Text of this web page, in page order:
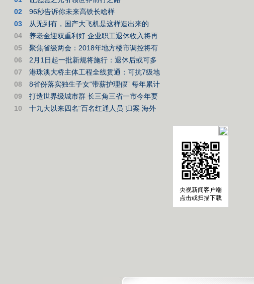
央视新闻客户端
点击或扫描下载
02
96秒告诉你未来高铁长啥样
03
从无到有，国产大飞机是这样造出来的
04
养老金迎双重利好 企业职工退休收入将再
上台阶
05
聚焦省级两会：2018年地方楼市调控将有
这些变化
06
2月1日起一批新规将施行：退休后或可多
领一份收入
07
港珠澳大桥主体工程全线贯通：可抗7级地
震 寿命120年
08
8省份落实独生子女“带薪护理假” 每年累计
可达20天
09
打造世界级城市群 长三角三省一市今年要
干这些大事
10
十九大以来四名“百名红通人员”归案 海外